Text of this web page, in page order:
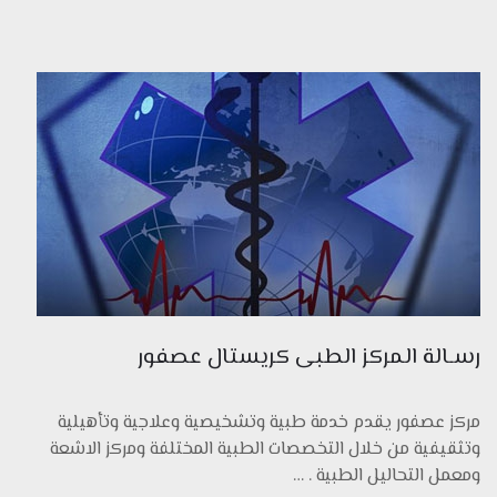
رسـالة المركز الطبى كريستال عصفور
مركز عصفور يقدم خدمة طبية وتشخيصية وعلاجية وتأهيلية
وتثقيفية من خلال التخصصات الطبية المختلفة ومركز الاشعة
ومعمل التحاليل الطبية . …